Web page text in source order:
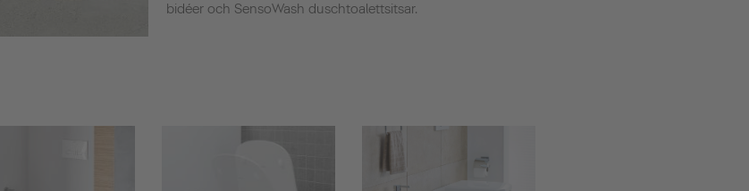
bidéer och SensoWash duschtoalettsitsar.